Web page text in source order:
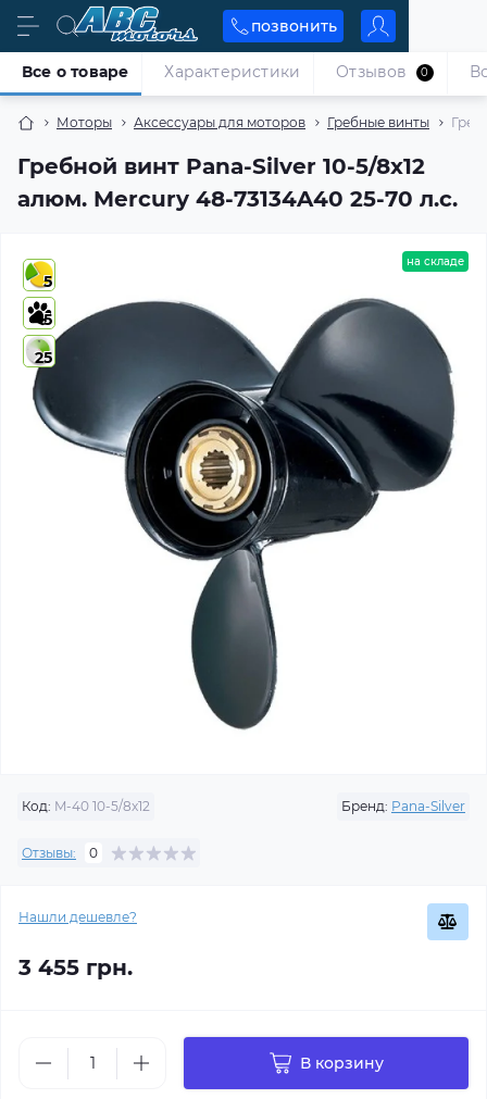
позвонить
Моторы Аксессуары для моторов Гребные винты
Гребной винт Pana-Silver 10-5/8x12
алюм. Mercury 48-73134A40 25-70 л.с.
Все о товаре Характеристики Отзывов 0
5
5
25
на складе
Код: M-40 10-5/8x12 Бренд: Pana-Silver
Отзывы: 0
Нашли дешевле?
3 455 грн.
В корзину